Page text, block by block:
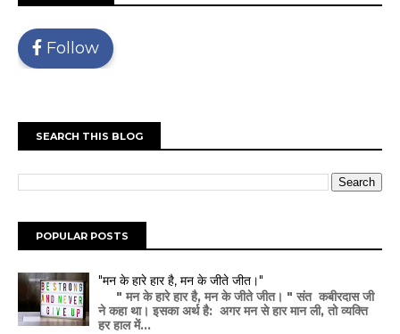
Follow
SEARCH THIS BLOG
POPULAR POSTS
"मन के हारे हार है, मन के जीते जीत।"
" मन के हारे हार है, मन के जीते जीत। " संत कबीरदास जी
ने कहा था। इसका अर्थ है: अगर मन से हार मान ली, तो व्यक्ति
हर हाल में...